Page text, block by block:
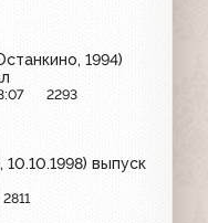
1994)
2293
выпуск
2811